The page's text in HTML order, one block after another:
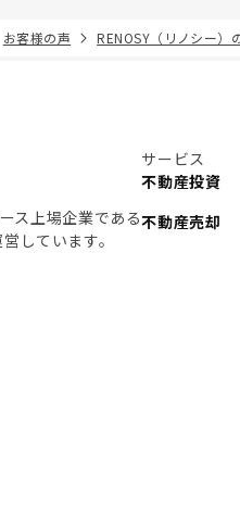
お客様の声 RENOSY（リノシー）
ス上場企業である
しています。
サービス
不動産投資
不動産売却